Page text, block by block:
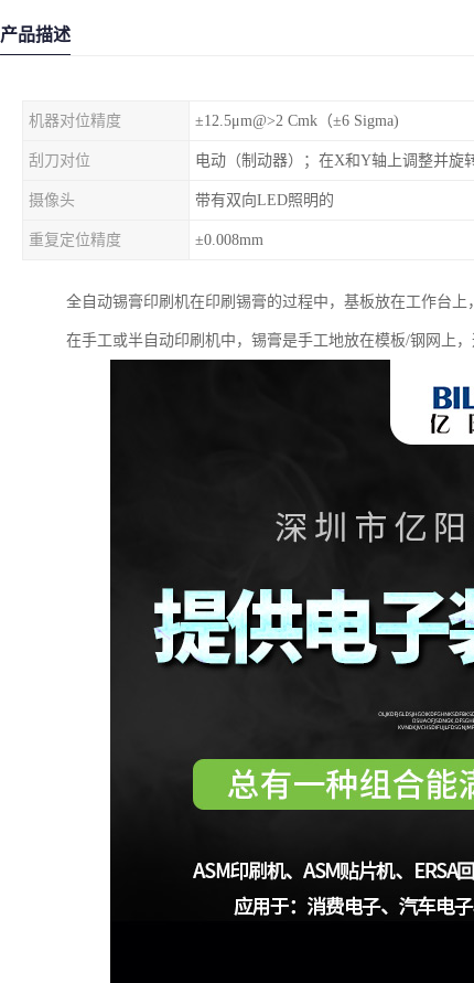
产品描述
机器对位精度 ±12.5μm@>2 Cmk（±6 Sigma)
刮刀对位 电动（制动器）；在X和Y轴上调整并旋
摄像头 带有双向LED照明的
重复定位精度 ±0.008mm
全自动锡膏印刷机在印刷锡膏的过程中，基板放在工作台上
在手工或半自动印刷机中，锡膏是手工地放在模板/钢网上